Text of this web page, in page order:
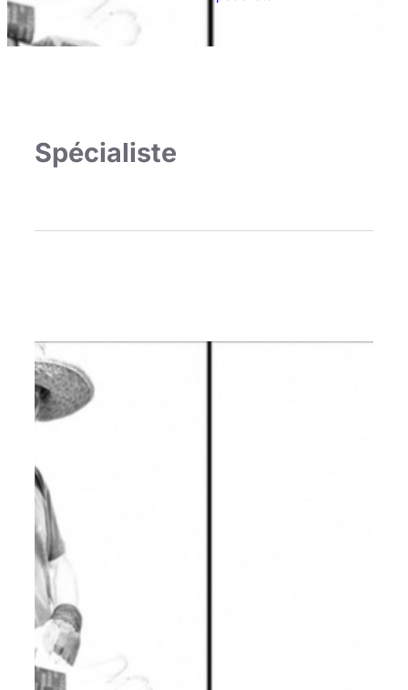
Spécialiste